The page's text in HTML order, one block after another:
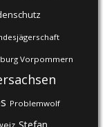
Vorpommern
Problemwolf